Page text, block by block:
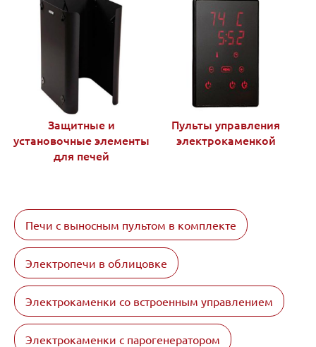
Защитные и
установочные элементы
для печей
Пульты управления
электрокаменкой
Печи с выносным пультом в комплекте
Электропечи в облицовке
Электрокаменки со встроенным управлением
Электрокаменки с парогенератором